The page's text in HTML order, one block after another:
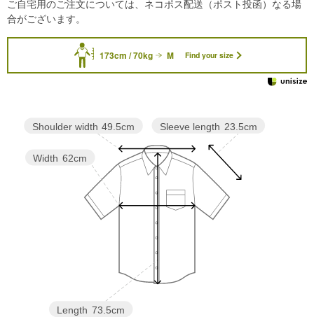
173cm / 70kg M Find your size
Sleeve length 23.5cm
Length 73.5cm
Width 62cm
Shoulder width 49.5cm
ご自宅用のご注文については、ネコポス配送（ポスト投函）なる場
合がございます。